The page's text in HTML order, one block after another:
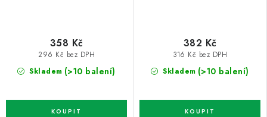
Skladem (>10 balení)
296 Kč bez DPH
358 Kč
Skladem (>10 balení)
316 Kč bez DPH
382 Kč